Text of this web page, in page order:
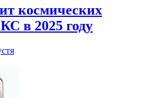
космических
в 2025 году